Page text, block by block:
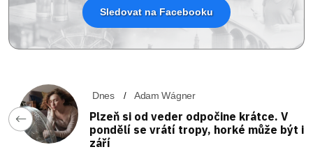
Sledovat na Facebooku
Dnes Adam Wágner
Plzeň si od veder odpočine krátce. V
pondělí se vrátí tropy, horké může být i
září